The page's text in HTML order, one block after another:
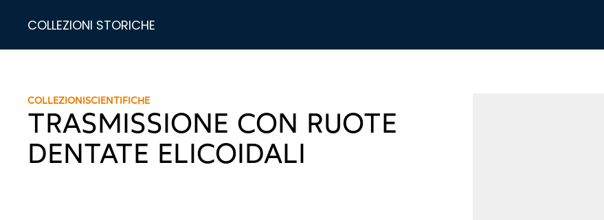
COLLEZIONI STORICHE
COLLEZIONISCIENTIFICHE
TRASMISSIONE CON RUOTE
DENTATE ELICOIDALI